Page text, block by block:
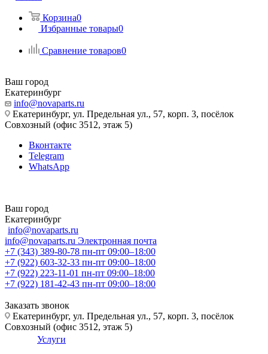
Корзина0
Избранные товары0
Сравнение товаров0
Ваш город
Екатеринбург
info@novaparts.ru
Екатеринбург, ул. Предельная ул., 57, корп. 3, посёлок
Совхозный (офис 3512, этаж 5)
Вконтакте
Telegram
WhatsApp
Ваш город
Екатеринбург
info@novaparts.ru
info@novaparts.ru Электронная почта
+7 (343) 389-80-78 пн-пт 09:00–18:00
+7 (922) 603-32-33 пн-пт 09:00–18:00
+7 (922) 223-11-01 пн-пт 09:00–18:00
+7 (922) 181-42-43 пн-пт 09:00–18:00
Заказать звонок
Екатеринбург, ул. Предельная ул., 57, корп. 3, посёлок
Совхозный (офис 3512, этаж 5)
Услуги